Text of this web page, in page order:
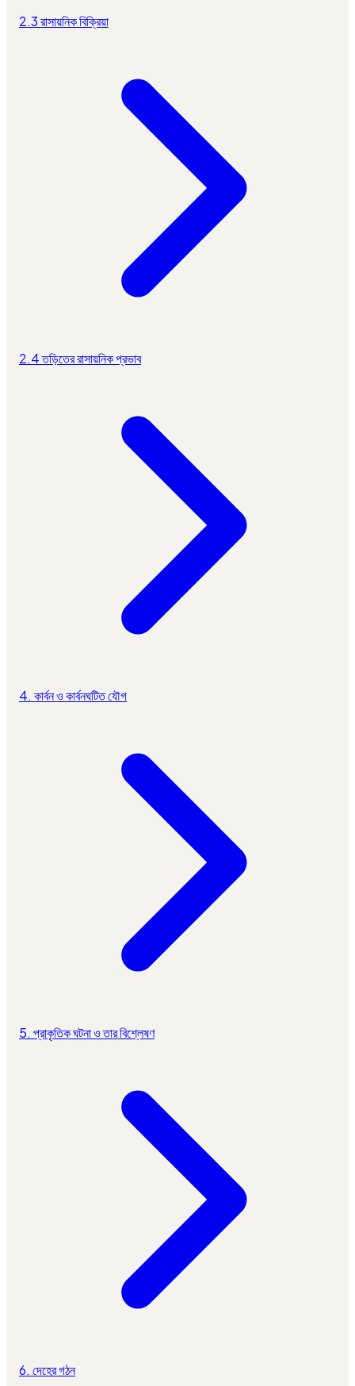
2.3 রাসায়নিক বিক্রিয়া
2.4 তড়িতের রাসায়নিক প্রভাব
4. কার্বন ও কার্বনঘটিত যৌগ
5. প্রাকৃতিক ঘটনা ও তার বিশ্লেষণ
6. দেহের গঠন